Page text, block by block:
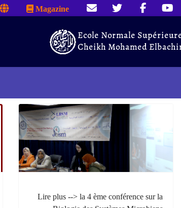
Magazine
Lire plus --> la 4 ème conférence sur la